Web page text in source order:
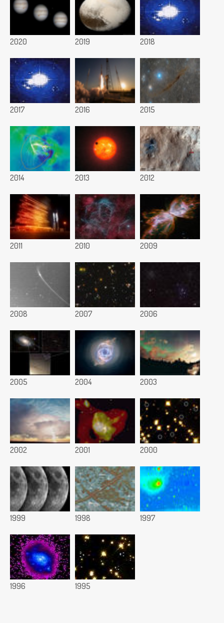
2020 2019 2018
2017 2016 2015
2014 2013 2012
2011 2010 2009
2008 2007 2006
2005 2004 2003
2002 2001 2000
1999 1998 1997
1996 1995